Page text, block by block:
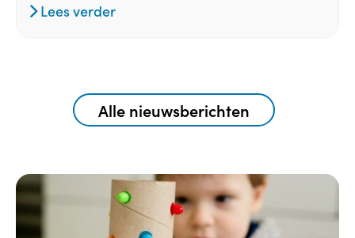
Lees verder
Alle nieuwsberichten